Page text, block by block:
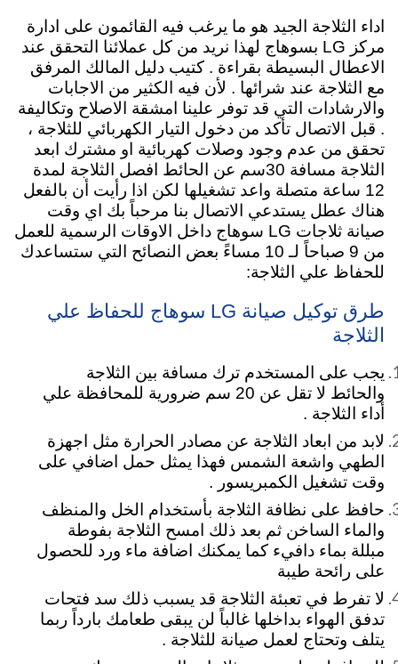
اداء الثلاجة الجيد هو ما يرغب فيه القائمون على ادارة
مركز LG بسوهاج لهذا نريد من كل عملائنا التحقق عند
الاعطال البسيطة بقراءة . كتيب دليل المالك المرفق
مع الثلاجة عند شرائها . لأن فيه الكثير من الاجابات
والارشادات التي قد توفر علينا امشقة الاصلاح وتكاليفة
. قبل الاتصال تأكد من دخول التيار الكهربائي للثلاجة ،
تحقق من عدم وجود وصلات كهربائية او مشترك ابعد
الثلاجة مسافة 30سم عن الحائط افصل الثلاجة لمدة
12 ساعة متصلة واعد تشغيلها لكن اذا رأيت أن بالفعل
هناك عطل يستدعي الاتصال بنا مرحباً بك اي وقت
صيانة ثلاجات LG سوهاج داخل الاوقات الرسمية للعمل
من 9 صباحاً لـ 10 مساءً
بعض النصائح التي ستساعدك
للحفاظ علي الثلاجة:
طرق توكيل صيانة LG سوهاج للحفاظ علي
الثلاجة
يجب على المستخدم ترك مسافة بين الثلاجة
والحائط لا تقل عن 20 سم ضرورية للمحافظة علي
أداء
الثلاجة .
لابد من ابعاد الثلاجة عن مصادر الحرارة مثل اجهزة
الطهي واشعة الشمس فهذا يمثل حمل اضافي على
وقت تشغيل الكمبريسور .
حافظ على نظافة الثلاجة بأستخدام الخل والمنظف
والماء الساخن ثم بعد ذلك امسح الثلاجة بفوطة
مبللة بماء دافيء كما يمكنك اضافة ماء ورد للحصول
على رائحة طيبة
لا تفرط في تعبئة الثلاجة قد يسبب ذلك سد فتحات
تدفق الهواء بداخلها غالباً لن يبقى طعامك بارداً ربما
يتلف وتحتاج لعمل صيانة للثلاجة .